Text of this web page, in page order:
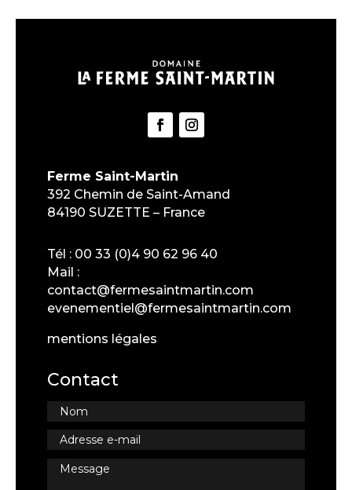
Ferme Saint-Martin
392 Chemin de Saint-Amand
84190 SUZETTE – France
Tél : 00 33 (0)4 90 62 96 40
Mail :
contact@fermesaintmartin.com
evenementiel@fermesaintmartin.com
mentions légales
Contact